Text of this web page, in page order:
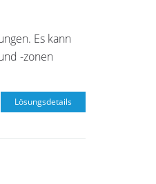
Es kann
-zonen
Lösungsdetails